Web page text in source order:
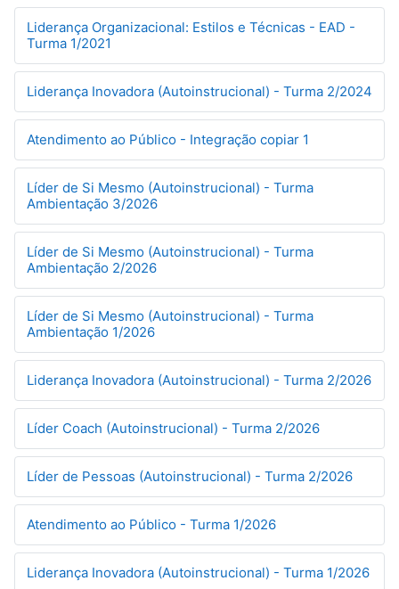
Liderança Organizacional: Estilos e Técnicas - EAD -
Turma 1/2021
Liderança Inovadora (Autoinstrucional) - Turma 2/2024
Atendimento ao Público - Integração copiar 1
Líder de Si Mesmo (Autoinstrucional) - Turma
Ambientação 3/2026
Líder de Si Mesmo (Autoinstrucional) - Turma
Ambientação 2/2026
Líder de Si Mesmo (Autoinstrucional) - Turma
Ambientação 1/2026
Liderança Inovadora (Autoinstrucional) - Turma 2/2026
Líder Coach (Autoinstrucional) - Turma 2/2026
Líder de Pessoas (Autoinstrucional) - Turma 2/2026
Atendimento ao Público - Turma 1/2026
Liderança Inovadora (Autoinstrucional) - Turma 1/2026